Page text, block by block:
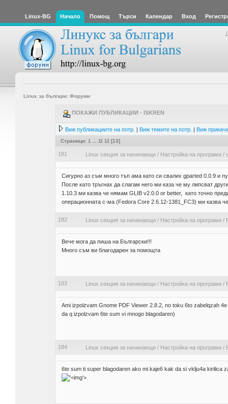
Linux-BG Начало Помощ Търси Календар Вход
Linux за българи: Форуми
ПОКАЖИ ПУБЛИКАЦИИ - ISKREN
Виж публикациите на потр. | Виж темите на потр. | Виж
Страници: 1 11 12[13]
181 Linux секция за начинаещи/ Настройка на програми/
Сигурно аз съм много тъп ама като си свалих gparted 0.0.9 и
После като тръгнах да слагам него ми каза че му липсват
1.10.3 ми казва че нямам GLIB v2.0.0 or better, като точно
операционната с-ма (Fedora Core 2.6.12-1381_FC3) ми казва
182 Linux секция за начинаещи/ Настройка на програми/
Вече мога да пиша на Български!!!
Много съм ви благодарен за помощта
183 Linux секция за начинаещи/ Настройка на програми/
Ami izpolzvam Gnome PDF Viewer 2.8.2, no toku 6to zabelqzah
da q izpolzvam 6te sum vi mnogo blagodaren)
184 Linux секция за начинаещи/ Настройка на програми/
6te sum ti super blagodaren ako mi kaje6 kak da si vklju4a
'>